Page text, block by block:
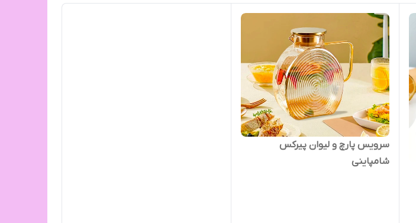
سرویس پارچ و لیوان پیرکس
شامپاینی